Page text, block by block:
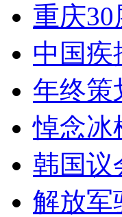
重庆
中国疾
年终策
悼念冰
韩国议
解放军